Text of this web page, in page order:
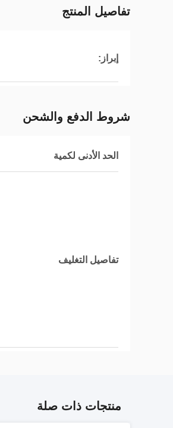
تفاصيل المنتج
إبراز:
شروط الدفع والشحن
الحد الأدنى لكمية
تفاصيل التغليف
منتجات ذات صلة